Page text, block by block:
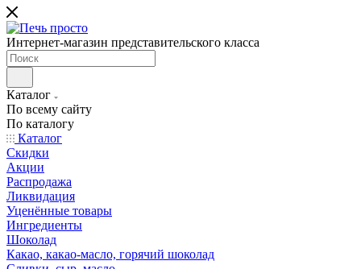
Интернет-магазин представительского класса
Каталог
По всему сайту
По каталогу
Каталог
Скидки
Акции
Распродажа
Ликвидация
Уценённые товары
Ингредиенты
Шоколад
Какао, какао-масло, горячий шоколад